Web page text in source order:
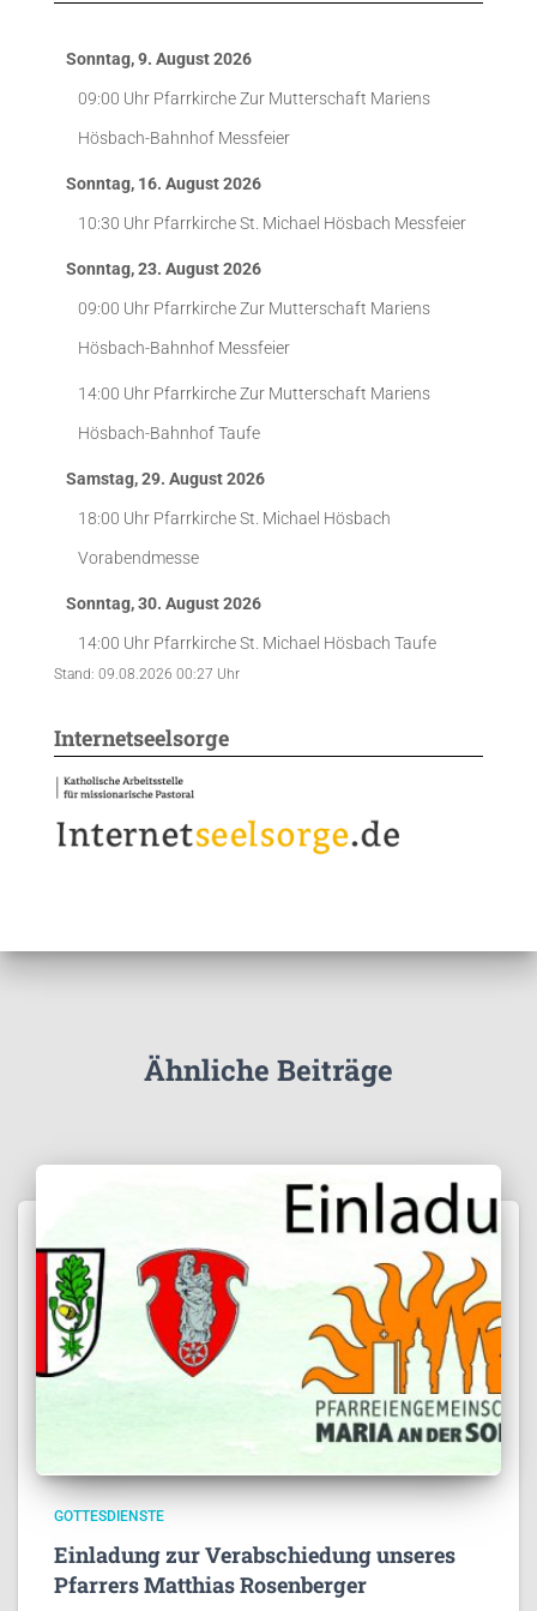
Sonntag, 9. August 2026
09:00 Uhr Pfarrkirche Zur Mutterschaft Mariens
Hösbach-Bahnhof Messfeier
Sonntag, 16. August 2026
10:30 Uhr Pfarrkirche St. Michael Hösbach Messfeier
Sonntag, 23. August 2026
09:00 Uhr Pfarrkirche Zur Mutterschaft Mariens
Hösbach-Bahnhof Messfeier
14:00 Uhr Pfarrkirche Zur Mutterschaft Mariens
Hösbach-BahnhofTaufe
Samstag, 29. August 2026
18:00 Uhr Pfarrkirche St. Michael Hösbach
Vorabendmesse
Sonntag, 30. August 2026
14:00 Uhr Pfarrkirche St. Michael Hösbach Taufe
Stand: 09.08.2026 00:27 Uhr
Internetseelsorge
Ähnliche Beiträge
GOTTESDIENSTE
Einladung zur Verabschiedung unseres
Pfarrers Matthias Rosenberger